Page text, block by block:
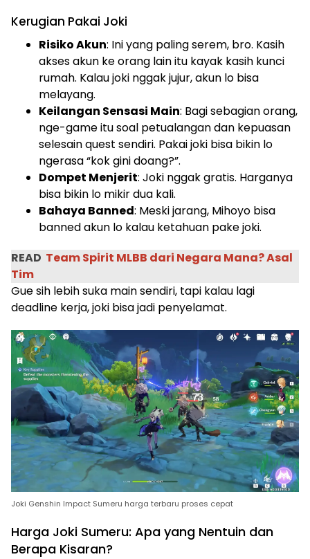
Kerugian Pakai Joki
Risiko Akun: Ini yang paling serem, bro. Kasih
akses akun ke orang lain itu kayak kasih kunci
rumah. Kalau joki nggak jujur, akun lo bisa
melayang.
Keilangan Sensasi Main: Bagi sebagian orang,
nge-game itu soal petualangan dan kepuasan
selesain quest sendiri. Pakai joki bisa bikin lo
ngerasa “kok gini doang?”.
Dompet Menjerit: Joki nggak gratis. Harganya
bisa bikin lo mikir dua kali.
Bahaya Banned: Meski jarang, Mihoyo bisa
banned akun lo kalau ketahuan pake joki.
READ Team Spirit MLBB dari Negara Mana? Asal
Tim
Gue sih lebih suka main sendiri, tapi kalau lagi
deadline kerja, joki bisa jadi penyelamat.
Joki Genshin Impact Sumeru harga terbaru proses cepat
Harga Joki Sumeru: Apa yang Nentuin dan
Berapa Kisaran?